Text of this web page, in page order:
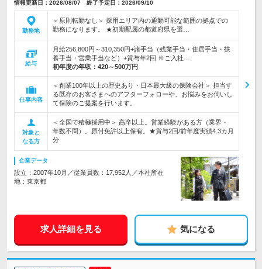
情報更新日：2026/08/07 終了予定日：2026/09/10
勤務地
＜原則転勤なし＞ 採用エリア内の通勤可能な範囲の拠点での
勤務になります。 ★初期配属の都道府県を選…
給与
月給256,800円～310,350円+諸手当（残業手当・住居手当・扶
養手当・営業手当など）+賞与年2回 ※ご入社…
初年度の年収： 420～500万円
仕事内容
＜創業100年以上の歴史あり・日本最大級の保険会社＞ 担当す
る既存のお客さまへのアフターフォローや、お悩みをお伺いし
て保険のご提案を行います。
対象と
なる方
＜全国で積極採用中＞ 高卒以上。営業経験がある方（業界・
年数不問）。原付免許以上保有。★賞与2回/前年度実績4.3カ月
分
企業データ
設立：2007年10月／従業員数：17,952人／本社所在
地：東京都
求人詳細を見る 気になる